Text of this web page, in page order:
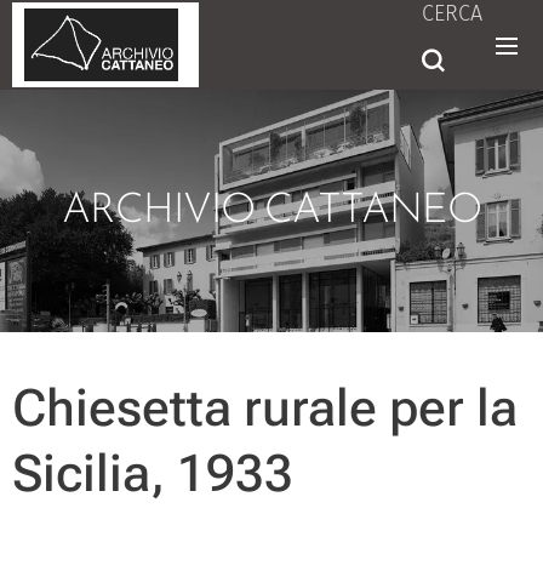
CERCA
ARCHIVIO CATTANEO
Chiesetta rurale per la
Sicilia, 1933